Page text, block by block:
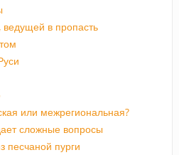
ведущей в пропасть
или межрегиональная?
сложные вопросы
песчаной пурги